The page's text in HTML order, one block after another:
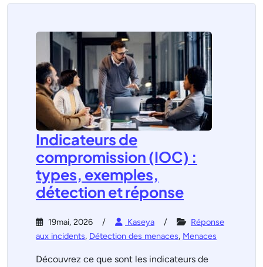
Indicateurs de
compromission (IOC) :
types, exemples,
détection et réponse
19mai, 2026 Kaseya
Réponse
aux incidents, Détection des menaces, Menaces
Découvrez ce que sont les indicateurs de